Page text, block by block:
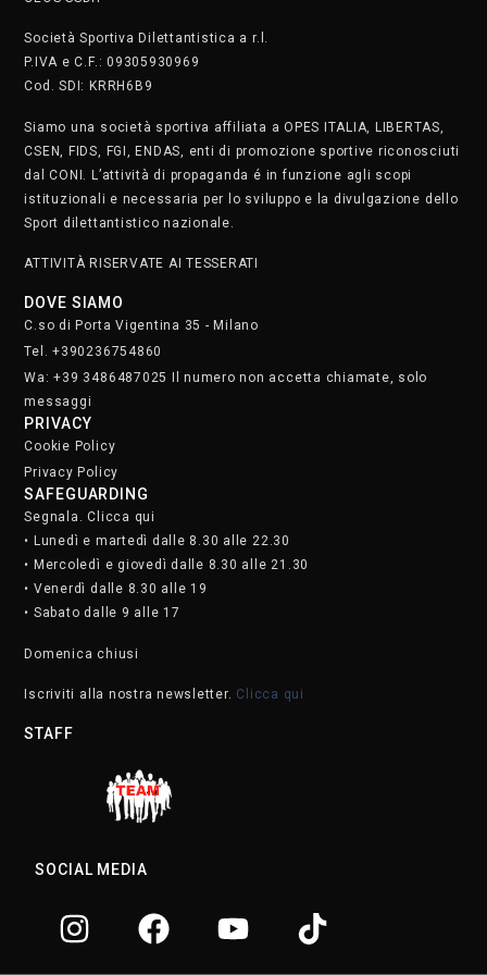
Cookie Policy
Privacy Policy
SAFEGUARDING
• Lunedì e martedì dalle 8.30 alle 22.30
• Mercoledì e giovedì dalle 8.30 alle 21.30
• Venerdì dalle 8.30 alle 19
• Sabato dalle 9 alle 17
STAFF
SOCIAL MEDIA